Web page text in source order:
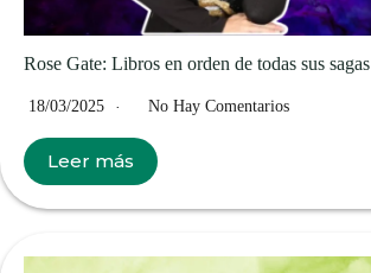
Rose Gate: Libros en orden de todas sus sagas
18/03/2025 No Hay Comentarios
Leer más